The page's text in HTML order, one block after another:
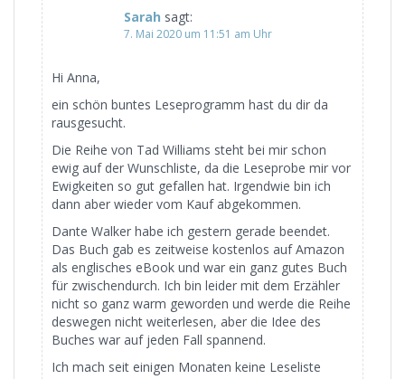
Sarah sagt:
7. Mai 2020 um 11:51 am Uhr
Hi Anna,
ein schön buntes Leseprogramm hast du dir da
rausgesucht.
Die Reihe von Tad Williams steht bei mir schon
ewig auf der Wunschliste, da die Leseprobe mir vor
Ewigkeiten so gut gefallen hat. Irgendwie bin ich
dann aber wieder vom Kauf abgekommen.
Dante Walker habe ich gestern gerade beendet.
Das Buch gab es zeitweise kostenlos auf Amazon
als englisches eBook und war ein ganz gutes Buch
für zwischendurch. Ich bin leider mit dem Erzähler
nicht so ganz warm geworden und werde die Reihe
deswegen nicht weiterlesen, aber die Idee des
Buches war auf jeden Fall spannend.
Ich mach seit einigen Monaten keine Leseliste